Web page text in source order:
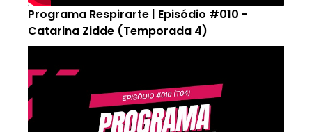
Programa Respirarte | Episódio #010 -
Catarina Zidde (Temporada 4)